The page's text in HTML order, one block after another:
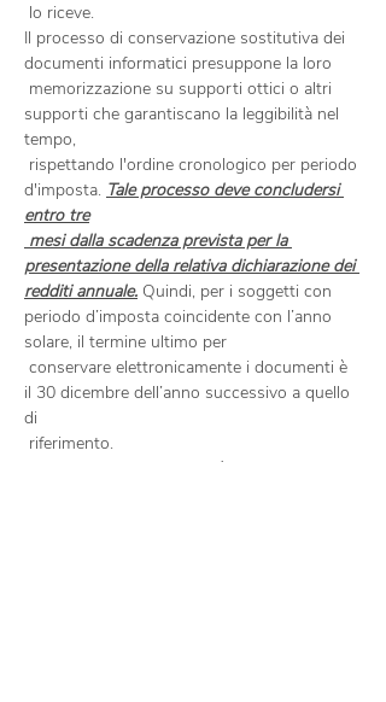
Il processo di conservazione sostitutiva dei
documenti informatici presuppone la loro
supporti che garantiscano la leggibilità nel
tempo,
d'imposta. Tale processo deve concludersi
entro tre
presentazione della relativa dichiarazione dei
redditi annuale. Quindi, per i soggetti con
periodo d’imposta coincidente con l’anno
solare, il termine ultimo per
il 30 dicembre dell’anno successivo a quello
di
Si tenga presente che, così come accade per